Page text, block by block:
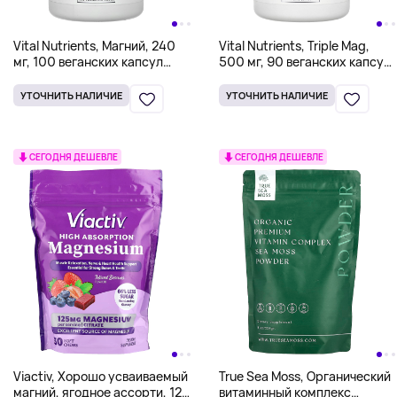
Vital Nutrients, Магний, 240
мг, 100 веганских капсул
УТОЧНИТЬ НАЛИЧИЕ
Vital Nutrients, Triple Mag,
500 мг, 90 веганских капсул
УТОЧНИТЬ НАЛИЧИЕ
СЕГОДНЯ ДЕШЕВЛЕ
Viactiv, Хорошо усваиваемый
магний, ягодное ассорти, 125
СЕГОДНЯ ДЕШЕВЛЕ
True Sea Moss, Органический
витаминный комплекс